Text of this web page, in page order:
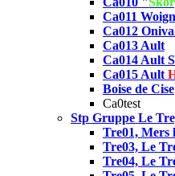
Ca011
Ca012
Ca013 Ault
Ca014 Ault
Ca015 Ault
Boise de Cise
Ca0test
Stp Gruppe Le
Tre01, Mers
Tre03, Le
Tre04, Le